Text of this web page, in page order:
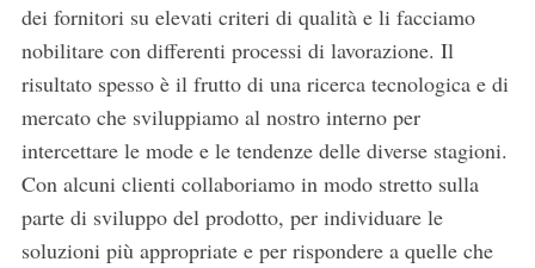
dei fornitori su elevati criteri di qualità e li facciamo
nobilitare con differenti processi di lavorazione. Il
risultato spesso è il frutto di una ricerca tecnologica e di
mercato che sviluppiamo al nostro interno per
intercettare le mode e le tendenze delle diverse stagioni.
Con alcuni clienti collaboriamo in modo stretto sulla
parte di sviluppo del prodotto, per individuare le
soluzioni più appropriate e per rispondere a quelle che